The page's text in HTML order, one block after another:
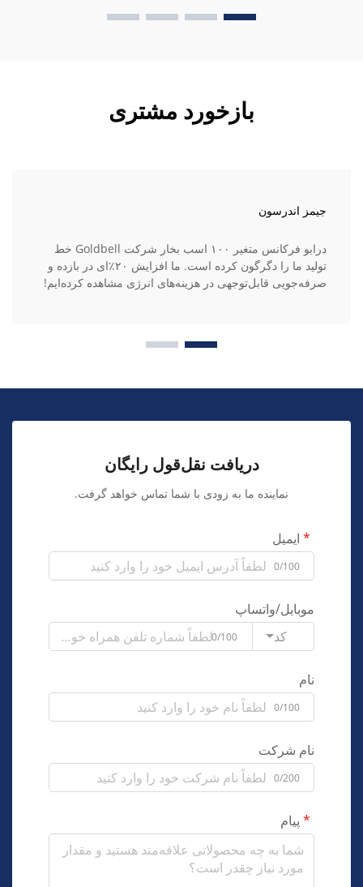
بازخورد مشتری
جیمز اندرسون
درایو فرکانس متغیر ۱۰۰ اسب بخار شرکت Goldbell خط
تولید ما را دگرگون کرده است. ما افزایش ۲۰٪‌ای در بازده و
صرفه‌جویی قابل‌توجهی در هزینه‌های انرژی مشاهده کرده‌ایم!
دریافت نقل‌قول رایگان
نماینده ما به زودی با شما تماس خواهد گرفت.
ایمیل
0/100
موبایل/واتساپ
کد
0/100
نام
0/100
نام شرکت
0/200
پیام